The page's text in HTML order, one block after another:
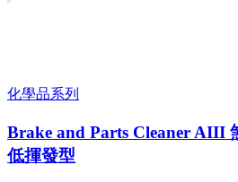
化學品系列
Brake and Parts Cleaner AIII
低揮發型